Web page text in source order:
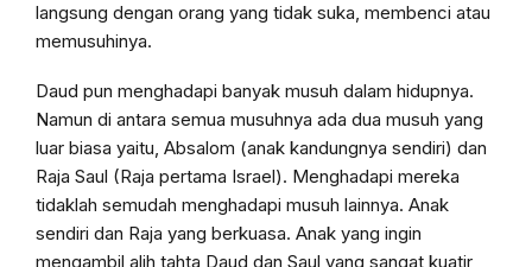
langsung dengan orang yang tidak suka, membenci atau
memusuhinya.
Daud pun menghadapi banyak musuh dalam hidupnya.
Namun di antara semua musuhnya ada dua musuh yang
luar biasa yaitu, Absalom (anak kandungnya sendiri) dan
Raja Saul (Raja pertama Israel). Menghadapi mereka
tidaklah semudah menghadapi musuh lainnya. Anak
sendiri dan Raja yang berkuasa. Anak yang ingin
mengambil alih tahta Daud dan Saul yang sangat kuatir